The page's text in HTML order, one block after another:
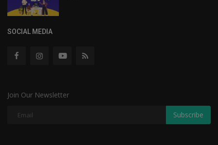
SOCIAL MEDIA
Join Our Newsletter
Subscribe